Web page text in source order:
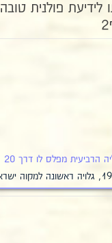
לידיעת פולנית
הרביעית מפלס לו דרך 20